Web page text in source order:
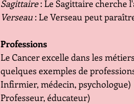
Sagittaire : Le Sagittaire cherche
Verseau : Le Verseau peut
Professions
Le Cancer excelle dans les
quelques exemples de
Infirmier, médecin, psychologue)
Professeur, éducateur)